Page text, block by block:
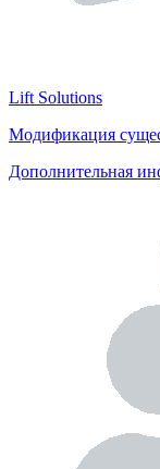
Lift Solutions
Модификация
Дополнительная